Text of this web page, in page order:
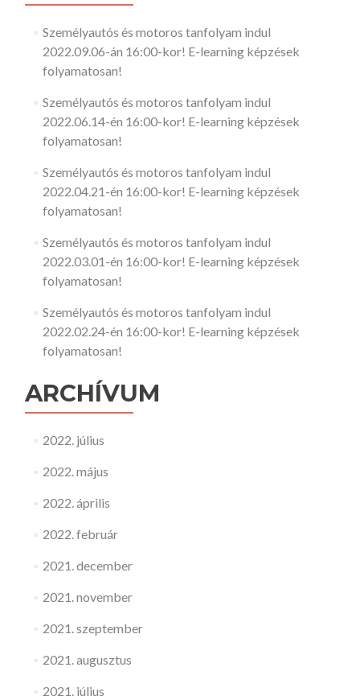
Személyautós és motoros tanfolyam indul
2022.09.06-án 16:00-kor! E-learning képzések
folyamatosan!
Személyautós és motoros tanfolyam indul
2022.06.14-én 16:00-kor! E-learning képzések
folyamatosan!
Személyautós és motoros tanfolyam indul
2022.04.21-én 16:00-kor! E-learning képzések
folyamatosan!
Személyautós és motoros tanfolyam indul
2022.03.01-én 16:00-kor! E-learning képzések
folyamatosan!
Személyautós és motoros tanfolyam indul
2022.02.24-én 16:00-kor! E-learning képzések
folyamatosan!
ARCHÍVUM
2022. július
2022. május
2022. április
2022. február
2021. december
2021. november
2021. szeptember
2021. augusztus
2021. július